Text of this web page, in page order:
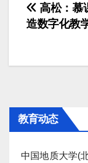
文
章
导
高松：慕
造数字化教
教育动态
中国地质大学(